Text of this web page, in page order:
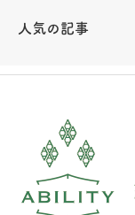
人気の記事